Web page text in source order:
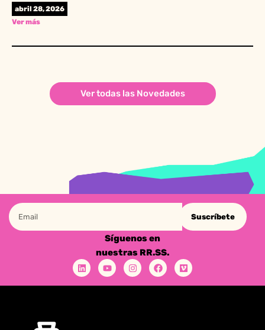
abril 28, 2026
Ver más
Ver todas las Novedades
Suscríbete
Síguenos en
nuestras RR.SS.